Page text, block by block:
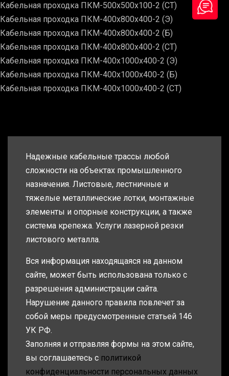
Кабельная проходка ПКМ-500х500х100-2 (СТ)
Кабельная проходка ПКМ-400х800х400-2 (Э)
Кабельная проходка ПКМ-400х800х400-2 (Б)
Кабельная проходка ПКМ-400х800х400-2 (СТ)
Кабельная проходка ПКМ-400х1000х400-2 (Э)
Кабельная проходка ПКМ-400х1000х400-2 (Б)
Кабельная проходка ПКМ-400х1000х400-2 (СТ)
Надежные кабельные трассы любой
сложности на объектах промышленного
назначения. Листовые, лестничные и
тяжелые металлические лотки, монтажные
элементы и опорные конструкции, а также
система крепежа. Услуги лазерной резки
листового металла.
Вся информация находящаяся на данном
сайте, может быть использована только с
разрешения администрации сайта.
Нарушение данного правила повлечет за
собой меры предусмотренные статьей 146
УК РФ.
Заполняя и отправляя формы на этом сайте,
вы соглашаетесь с политикой
конфиденциальности персональных данных